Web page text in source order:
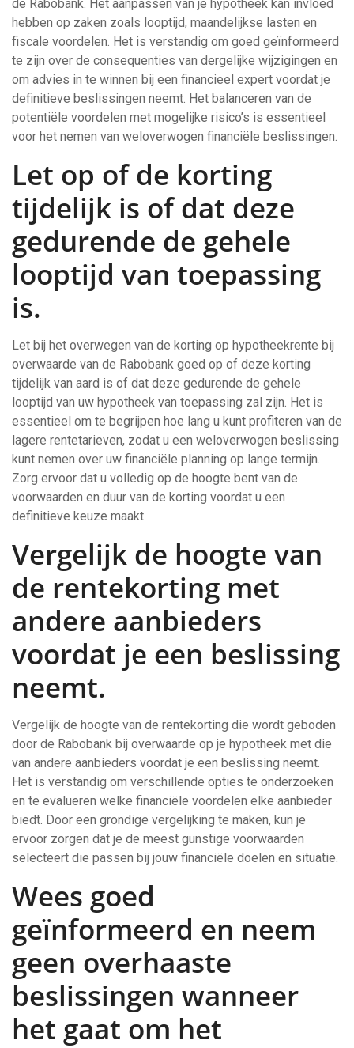
de Rabobank. Het aanpassen van je hypotheek kan invloed
hebben op zaken zoals looptijd, maandelijkse lasten en
fiscale voordelen. Het is verstandig om goed geïnformeerd
te zijn over de consequenties van dergelijke wijzigingen en
om advies in te winnen bij een financieel expert voordat je
definitieve beslissingen neemt. Het balanceren van de
potentiële voordelen met mogelijke risico’s is essentieel
voor het nemen van weloverwogen financiële beslissingen.
Let op of de korting
tijdelijk is of dat deze
gedurende de gehele
looptijd van toepassing
is.
Let bij het overwegen van de korting op hypotheekrente bij
overwaarde van de Rabobank goed op of deze korting
tijdelijk van aard is of dat deze gedurende de gehele
looptijd van uw hypotheek van toepassing zal zijn. Het is
essentieel om te begrijpen hoe lang u kunt profiteren van de
lagere rentetarieven, zodat u een weloverwogen beslissing
kunt nemen over uw financiële planning op lange termijn.
Zorg ervoor dat u volledig op de hoogte bent van de
voorwaarden en duur van de korting voordat u een
definitieve keuze maakt.
Vergelijk de hoogte van
de rentekorting met
andere aanbieders
voordat je een beslissing
neemt.
Vergelijk de hoogte van de rentekorting die wordt geboden
door de Rabobank bij overwaarde op je hypotheek met die
van andere aanbieders voordat je een beslissing neemt.
Het is verstandig om verschillende opties te onderzoeken
en te evalueren welke financiële voordelen elke aanbieder
biedt. Door een grondige vergelijking te maken, kun je
ervoor zorgen dat je de meest gunstige voorwaarden
selecteert die passen bij jouw financiële doelen en situatie.
Wees goed
geïnformeerd en neem
geen overhaaste
beslissingen wanneer
het gaat om het